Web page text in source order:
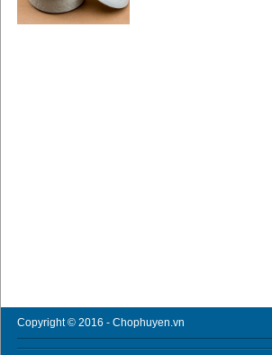
Copyright © 2016 - Chophuyen.vn